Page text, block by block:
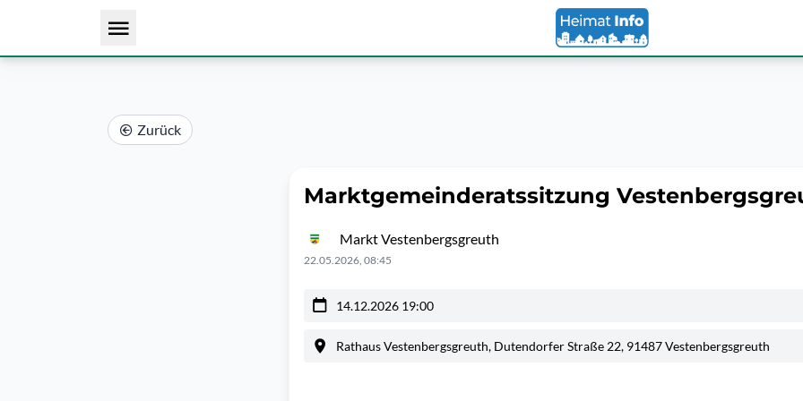
Zurück
Marktgemeinderatssitzung
Markt Vestenbergsgreuth
22.05.2026, 08:45
14.12.2026 19:00
Rathaus Vestenbergsgreuth, Dutendorfer Straße 22, 91487 Vestenbergsgreuth